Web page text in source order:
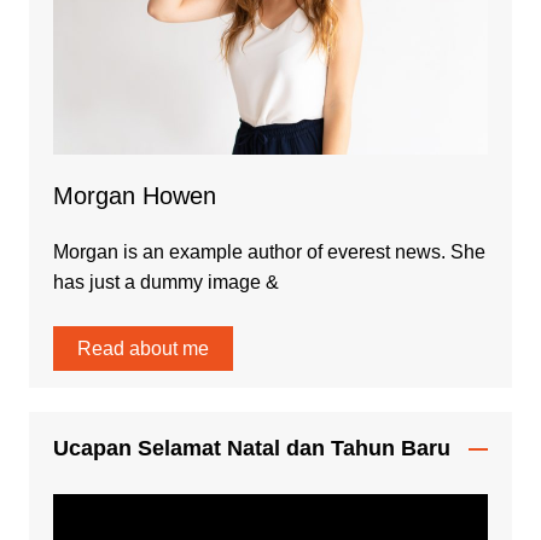
Morgan Howen
Morgan is an example author of everest news. She
has just a dummy image &
Read about me
Ucapan Selamat Natal dan Tahun Baru